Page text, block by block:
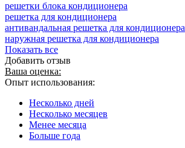
решетки блока кондиционера
решетка для кондиционера
антивандальная решетка для кондиционера
наружная решетка для кондиционера
Показать все
Добавить отзыв
Ваша оценка:
Опыт использования:
Несколько дней
Несколько месяцев
Менее месяца
Больше года